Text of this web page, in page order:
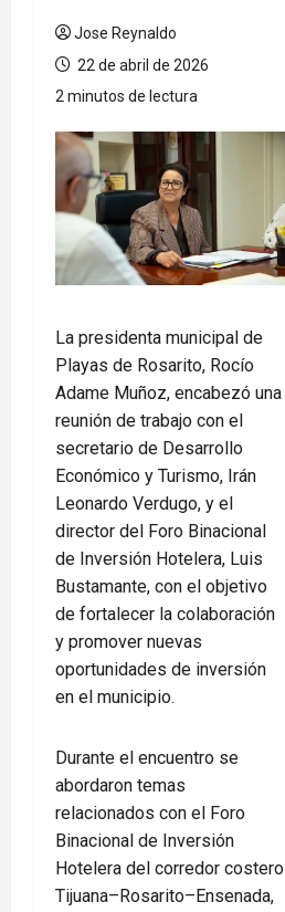
Jose Reynaldo
22 de abril de 2026
2 minutos de lectura
La presidenta municipal de
Playas de Rosarito, Rocío
Adame Muñoz, encabezó una
reunión de trabajo con el
secretario de Desarrollo
Económico y Turismo, Irán
Leonardo Verdugo, y el
director del Foro Binacional
de Inversión Hotelera, Luis
Bustamante, con el objetivo
de fortalecer la colaboración
y promover nuevas
oportunidades de inversión
en el municipio.
Durante el encuentro se
abordaron temas
relacionados con el Foro
Binacional de Inversión
Hotelera del corredor costero
Tijuana–Rosarito–Ensenada,